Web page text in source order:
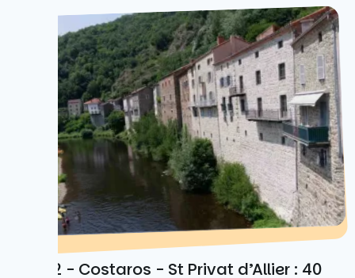
Jour 2 - Costaros - St Privat d’Allier : 40